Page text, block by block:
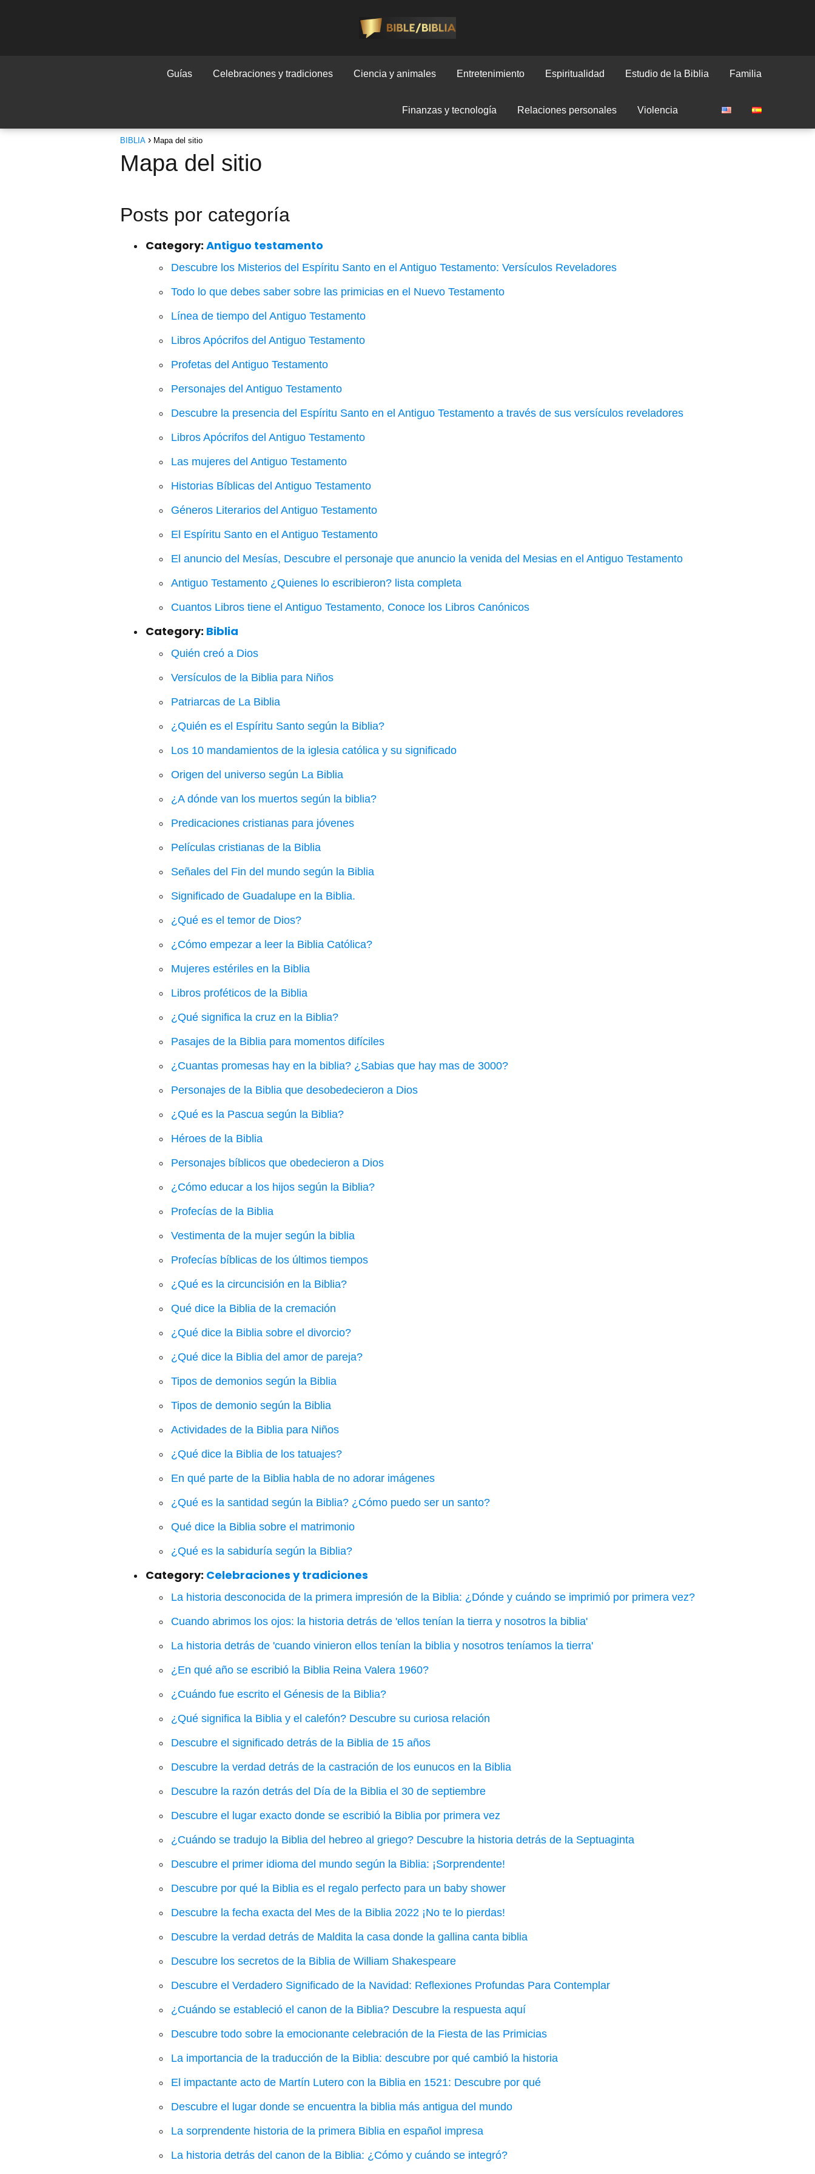
Guías Celebraciones y tradiciones Ciencia y animales Entretenimiento Espiritualidad Estudio de la Biblia Familia
Finanzas y tecnología Relaciones personales Violencia
BIBLIA Mapa del sitio
Mapa del sitio
Posts por categoría
Category: Antiguo testamento
Descubre los Misterios del Espíritu Santo en el Antiguo Testamento: Versículos Reveladores
Todo lo que debes saber sobre las primicias en el Nuevo Testamento
Línea de tiempo del Antiguo Testamento
Libros Apócrifos del Antiguo Testamento
Profetas del Antiguo Testamento
Personajes del Antiguo Testamento
Descubre la presencia del Espíritu Santo en el Antiguo Testamento a través de sus versículos reveladores
Libros Apócrifos del Antiguo Testamento
Las mujeres del Antiguo Testamento
Historias Bíblicas del Antiguo Testamento
Géneros Literarios del Antiguo Testamento
El Espíritu Santo en el Antiguo Testamento
El anuncio del Mesías, Descubre el personaje que anuncio la venida del Mesias en el Antiguo Testamento
Antiguo Testamento ¿Quienes lo escribieron? lista completa
Cuantos Libros tiene el Antiguo Testamento, Conoce los Libros Canónicos
Category: Biblia
Quién creó a Dios
Versículos de la Biblia para Niños
Patriarcas de La Biblia
¿Quién es el Espíritu Santo según la Biblia?
Los 10 mandamientos de la iglesia católica y su significado
Origen del universo según La Biblia
¿A dónde van los muertos según la biblia?
Predicaciones cristianas para jóvenes
Películas cristianas de la Biblia
Señales del Fin del mundo según la Biblia
Significado de Guadalupe en la Biblia.
¿Qué es el temor de Dios?
¿Cómo empezar a leer la Biblia Católica?
Mujeres estériles en la Biblia
Libros proféticos de la Biblia
¿Qué significa la cruz en la Biblia?
Pasajes de la Biblia para momentos difíciles
¿Cuantas promesas hay en la biblia? ¿Sabias que hay mas de 3000?
Personajes de la Biblia que desobedecieron a Dios
¿Qué es la Pascua según la Biblia?
Héroes de la Biblia
Personajes bíblicos que obedecieron a Dios
¿Cómo educar a los hijos según la Biblia?
Profecías de la Biblia
Vestimenta de la mujer según la biblia
Profecías bíblicas de los últimos tiempos
¿Qué es la circuncisión en la Biblia?
Qué dice la Biblia de la cremación
¿Qué dice la Biblia sobre el divorcio?
¿Qué dice la Biblia del amor de pareja?
Tipos de demonios según la Biblia
Tipos de demonio según la Biblia
Actividades de la Biblia para Niños
¿Qué dice la Biblia de los tatuajes?
En qué parte de la Biblia habla de no adorar imágenes
¿Qué es la santidad según la Biblia? ¿Cómo puedo ser un santo?
Qué dice la Biblia sobre el matrimonio
¿Qué es la sabiduría según la Biblia?
Category: Celebraciones y tradiciones
La historia desconocida de la primera impresión de la Biblia: ¿Dónde y cuándo se imprimió por primera vez?
Cuando abrimos los ojos: la historia detrás de 'ellos tenían la tierra y nosotros la biblia'
La historia detrás de 'cuando vinieron ellos tenían la biblia y nosotros teníamos la tierra'
¿En qué año se escribió la Biblia Reina Valera 1960?
¿Cuándo fue escrito el Génesis de la Biblia?
¿Qué significa la Biblia y el calefón? Descubre su curiosa relación
Descubre el significado detrás de la Biblia de 15 años
Descubre la verdad detrás de la castración de los eunucos en la Biblia
Descubre la razón detrás del Día de la Biblia el 30 de septiembre
Descubre el lugar exacto donde se escribió la Biblia por primera vez
¿Cuándo se tradujo la Biblia del hebreo al griego? Descubre la historia detrás de la Septuaginta
Descubre el primer idioma del mundo según la Biblia: ¡Sorprendente!
Descubre por qué la Biblia es el regalo perfecto para un baby shower
Descubre la fecha exacta del Mes de la Biblia 2022 ¡No te lo pierdas!
Descubre la verdad detrás de Maldita la casa donde la gallina canta biblia
Descubre los secretos de la Biblia de William Shakespeare
Descubre el Verdadero Significado de la Navidad: Reflexiones Profundas Para Contemplar
¿Cuándo se estableció el canon de la Biblia? Descubre la respuesta aquí
Descubre todo sobre la emocionante celebración de la Fiesta de las Primicias
La importancia de la traducción de la Biblia: descubre por qué cambió la historia
El impactante acto de Martín Lutero con la Biblia en 1521: Descubre por qué
Descubre el lugar donde se encuentra la biblia más antigua del mundo
La sorprendente historia de la primera Biblia en español impresa
La historia detrás del canon de la Biblia: ¿Cómo y cuándo se integró?